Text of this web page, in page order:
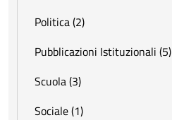
Politica (2)
Pubblicazioni Istituzionali (5)
Scuola (3)
Sociale (1)